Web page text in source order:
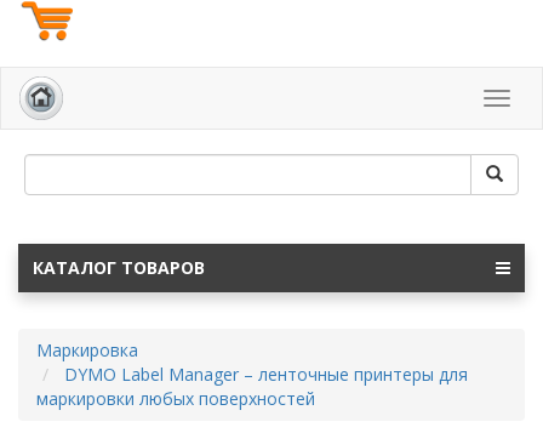
КАТАЛОГ ТОВАРОВ
Маркировка
DYMO Label Manager – ленточные принтеры для
маркировки любых поверхностей